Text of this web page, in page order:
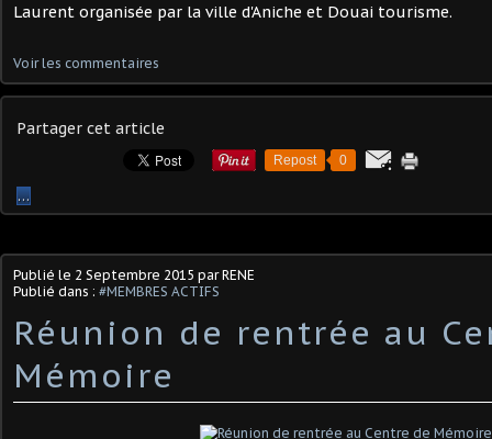
Laurent organisée par la ville d'Aniche et Douai tourisme.
Voir les commentaires
Partager cet article
Repost 0
…
Publié le 2 Septembre 2015 par RENE
Publié dans : #MEMBRES ACTIFS
Réunion de rentrée au
Mémoire